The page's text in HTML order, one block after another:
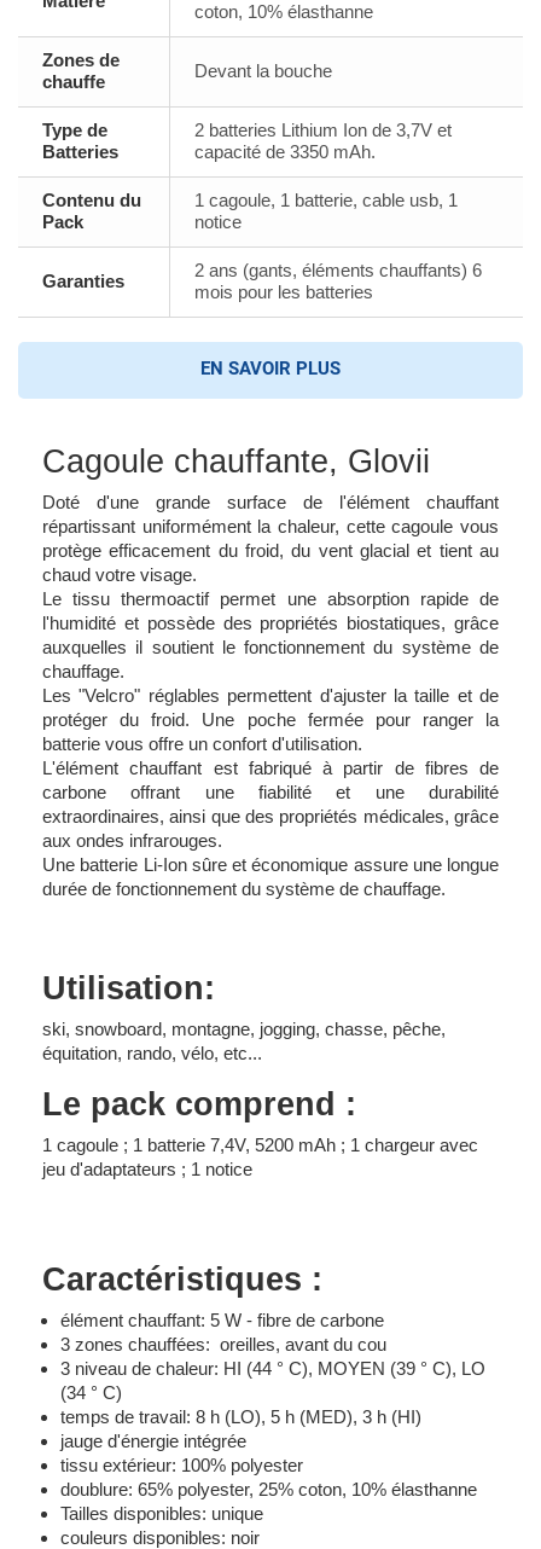
coton, 10% élasthanne
Zones de
chauffe
Devant la bouche
Type de
Batteries
2 batteries Lithium Ion de 3,7V et
capacité de 3350 mAh.
Contenu du
Pack
1 cagoule, 1 batterie, cable usb, 1
notice
Garanties
2 ans (gants, éléments chauffants) 6
mois pour les batteries
EN SAVOIR PLUS
Cagoule chauffante, Glovii
Doté d'une grande surface de l'élément chauffant
répartissant uniformément la chaleur, cette cagoule vous
protège efficacement du froid, du vent glacial et tient au
chaud votre visage.
Le tissu thermoactif permet une absorption rapide de
l'humidité et possède des propriétés biostatiques, grâce
auxquelles il soutient le fonctionnement du système de
chauffage.
Les "Velcro" réglables permettent d'ajuster la taille et de
protéger du froid. Une poche fermée pour ranger la
batterie vous offre un confort d'utilisation.
L'élément chauffant est fabriqué à partir de fibres de
carbone offrant une fiabilité et une durabilité
extraordinaires, ainsi que des propriétés médicales, grâce
aux ondes infrarouges.
Une batterie Li-Ion sûre et économique assure une longue
durée de fonctionnement du système de chauffage.
Utilisation:
ski, snowboard, montagne, jogging, chasse, pêche,
équitation, rando, vélo, etc...
Le pack comprend :
1 cagoule ; 1 batterie 7,4V, 5200 mAh ; 1 chargeur avec
jeu d'adaptateurs ; 1 notice
Caractéristiques :
élément chauffant: 5 W - fibre de carbone
3 zones chauffées: oreilles, avant du cou
3 niveau de chaleur: HI (44 ° C), MOYEN (39 ° C), LO
(34 ° C)
temps de travail: 8 h (LO), 5 h (MED), 3 h (HI)
jauge d'énergie intégrée
tissu extérieur: 100% polyester
doublure: 65% polyester, 25% coton, 10% élasthanne
Tailles disponibles: unique
couleurs disponibles: noir